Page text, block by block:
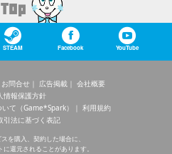
STEAM Facebook YouTube
お問合せ 広告掲載
会社概要
情報保護方針
て（Game*Spark）
利用規約
引法に基づく表記
を購入、契約した場合に、
還元されることがあります。